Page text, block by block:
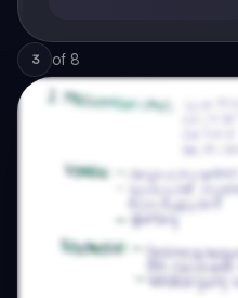
3 of 8